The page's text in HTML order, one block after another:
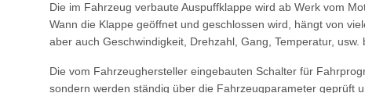
Die im Fahrzeug verbaute Auspuffklappe wird ab Werk vom
Wann die Klappe geöffnet und geschlossen wird, hängt von
aber auch Geschwindigkeit, Drehzahl, Gang, Temperatur,
Die vom Fahrzeughersteller eingebauten Schalter für
sondern werden ständig über die Fahrzeugparameter geprüft